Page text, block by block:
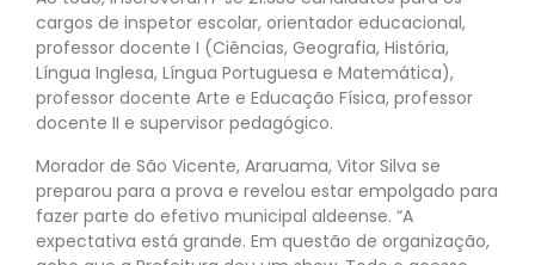
cargos de inspetor escolar, orientador educacional,
professor docente I (Ciências, Geografia, História,
Língua Inglesa, Língua Portuguesa e Matemática),
professor docente Arte e Educação Física, professor
docente II e supervisor pedagógico.
Morador de São Vicente, Araruama, Vitor Silva se
preparou para a prova e revelou estar empolgado para
fazer parte do efetivo municipal aldeense. “A
expectativa está grande. Em questão de organização,